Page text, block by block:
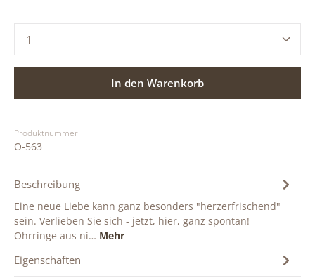
Produkt Anzahl: Gib den gewünschten Wert ein
In den Warenkorb
Produktnummer:
O-563
Beschreibung
Eine neue Liebe kann ganz besonders "herzerfrischend"
sein. Verlieben Sie sich - jetzt, hier, ganz spontan!
Ohrringe aus ni… Mehr
Eigenschaften